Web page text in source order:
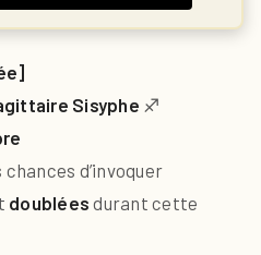
Sisyphe ♐
d’invoquer
doublées durant cette